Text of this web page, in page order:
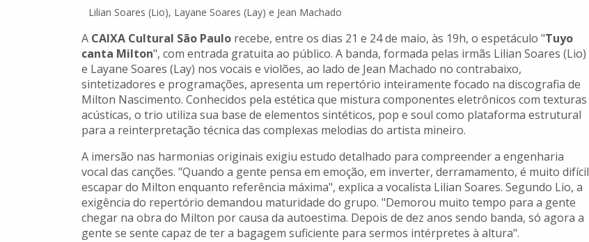
Lilian Soares (Lio), Layane Soares (Lay) e Jean Machado
A CAIXA Cultural São Paulo recebe, entre os dias 21 e 24 de maio, às 19h, o espetáculo "Tuyo
canta Milton", com entrada gratuita ao público. A banda, formada pelas irmãs Lilian Soares (Lio)
e Layane Soares (Lay) nos vocais e violões, ao lado de Jean Machado no contrabaixo,
sintetizadores e programações, apresenta um repertório inteiramente focado na discografia de
Milton Nascimento. Conhecidos pela estética que mistura componentes eletrônicos com texturas
acústicas, o trio utiliza sua base de elementos sintéticos, pop e soul como plataforma estrutural
para a reinterpretação técnica das complexas melodias do artista mineiro.
A imersão nas harmonias originais exigiu estudo detalhado para compreender a engenharia
vocal das canções. "Quando a gente pensa em emoção, em inverter, derramamento, é muito difícil
escapar do Milton enquanto referência máxima", explica a vocalista Lilian Soares. Segundo Lio, a
exigência do repertório demandou maturidade do grupo. "Demorou muito tempo para a gente
chegar na obra do Milton por causa da autoestima. Depois de dez anos sendo banda, só agora a
gente se sente capaz de ter a bagagem suficiente para sermos intérpretes à altura".